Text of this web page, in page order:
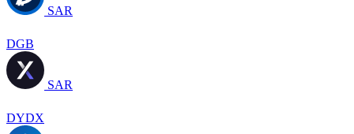
SAR
DGB
SAR
DYDX